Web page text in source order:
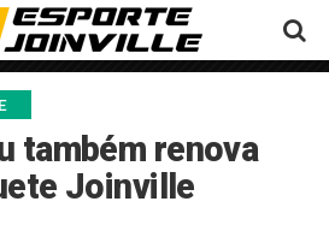
também renova
Joinville